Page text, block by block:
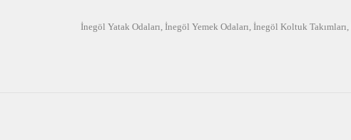
İnegöl Yatak Odaları İnegöl Yemek Odaları İnegöl Koltuk Takımları